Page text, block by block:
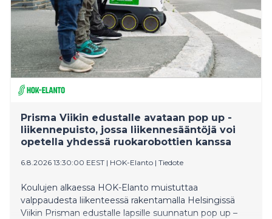
Prisma Viikin edustalle avataan pop up -
liikennepuisto, jossa liikennesääntöjä voi
opetella yhdessä ruokarobottien kanssa
6.8.2026 13:30:00 EEST | HOK-Elanto | Tiedote
Koulujen alkaessa HOK-Elanto muistuttaa
valppaudesta liikenteessä rakentamalla Helsingissä
Viikin Prisman edustalle lapsille suunnatun pop up –